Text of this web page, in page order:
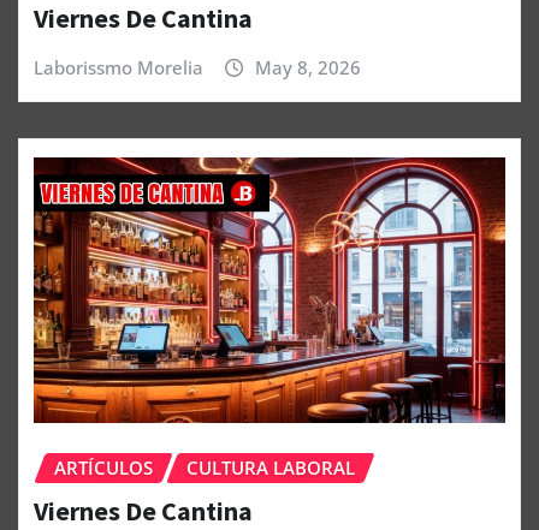
Viernes De Cantina
Laborissmo Morelia May 8, 2026
ARTÍCULOS CULTURA LABORAL
Viernes De Cantina